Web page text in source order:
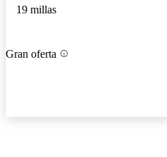
19 millas
Gran oferta